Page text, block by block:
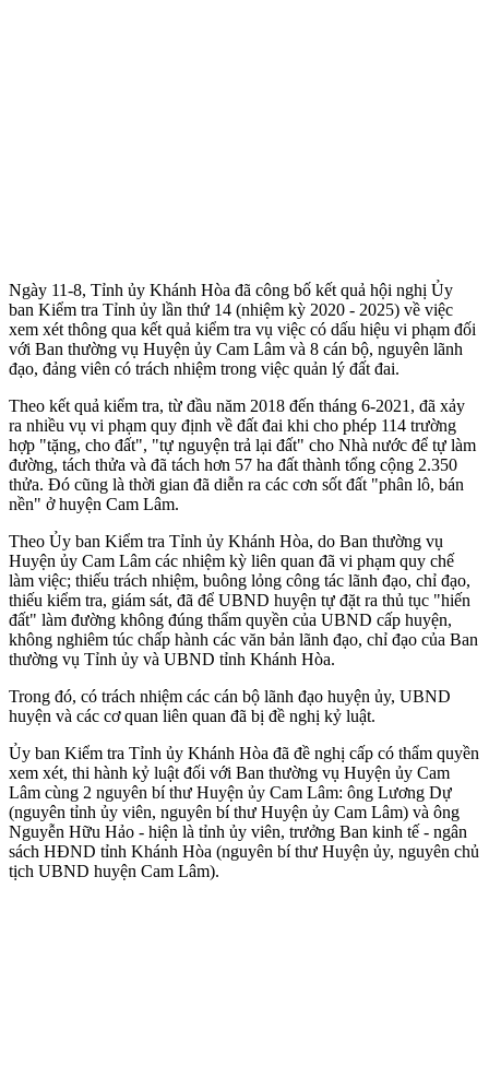
Ngày 11-8, Tỉnh ủy Khánh Hòa đã công bố kết quả hội nghị Ủy
ban Kiểm tra Tỉnh ủy lần thứ 14 (nhiệm kỳ 2020 - 2025) về việc
xem xét thông qua kết quả kiểm tra vụ việc có dấu hiệu vi phạm đối
với Ban thường vụ Huyện ủy Cam Lâm và 8 cán bộ, nguyên lãnh
đạo, đảng viên có trách nhiệm trong việc quản lý đất đai.
Theo kết quả kiểm tra, từ đầu năm 2018 đến tháng 6-2021, đã xảy
ra nhiều vụ vi phạm quy định về đất đai khi cho phép 114 trường
hợp "tặng, cho đất", "tự nguyện trả lại đất" cho Nhà nước để tự làm
đường, tách thửa và đã tách hơn 57 ha đất thành tổng cộng 2.350
thửa. Đó cũng là thời gian đã diễn ra các cơn sốt đất "phân lô, bán
nền" ở huyện Cam Lâm.
Theo Ủy ban Kiểm tra Tỉnh ủy Khánh Hòa, do Ban thường vụ
Huyện ủy Cam Lâm các nhiệm kỳ liên quan đã vi phạm quy chế
làm việc; thiếu trách nhiệm, buông lỏng công tác lãnh đạo, chỉ đạo,
thiếu kiểm tra, giám sát, đã để UBND huyện tự đặt ra thủ tục "hiến
đất" làm đường không đúng thẩm quyền của UBND cấp huyện,
không nghiêm túc chấp hành các văn bản lãnh đạo, chỉ đạo của Ban
thường vụ Tỉnh ủy và UBND tỉnh Khánh Hòa.
Trong đó, có trách nhiệm các cán bộ lãnh đạo huyện ủy, UBND
huyện và các cơ quan liên quan đã bị đề nghị kỷ luật.
Ủy ban Kiểm tra Tỉnh ủy Khánh Hòa đã đề nghị cấp có thẩm quyền
xem xét, thi hành kỷ luật đối với Ban thường vụ Huyện ủy Cam
Lâm cùng 2 nguyên bí thư Huyện ủy Cam Lâm: ông Lương Dự
(nguyên tỉnh ủy viên, nguyên bí thư Huyện ủy Cam Lâm) và ông
Nguyễn Hữu Hảo - hiện là tỉnh ủy viên, trưởng Ban kinh tế - ngân
sách HĐND tỉnh Khánh Hòa (nguyên bí thư Huyện ủy, nguyên chủ
tịch UBND huyện Cam Lâm).